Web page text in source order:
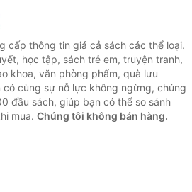
cấp thông tin giá cả sách các thể loại.
học tập, sách trẻ em, truyện tranh,
khoa, văn phòng phẩm, quà lưu
có cùng sự nỗ lực không ngừng, chúng
đầu sách, giúp bạn có thể so sánh
mua. Chúng tôi không bán hàng.